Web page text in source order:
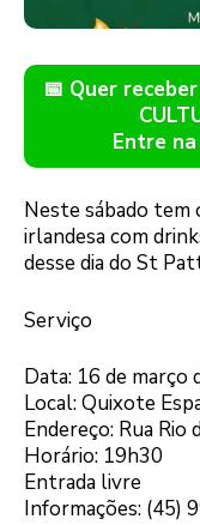
📅 Quer
Entre na
Neste sábado tem
irlandesa com
desse dia do St
Serviço
Data: 16 de março
Local: Quixote
Endereço: Rua Rio
Horário: 19h30
Entrada livre
Informações: (45)